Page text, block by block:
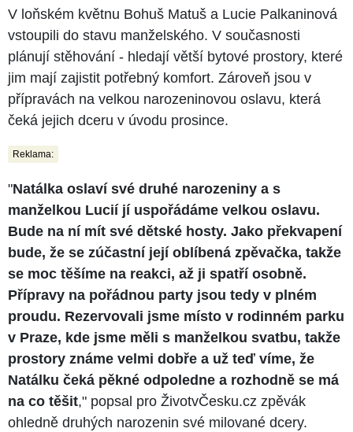
V loňském květnu Bohuš Matuš a Lucie Palkaninová
vstoupili do stavu manželského. V současnosti
plánují stěhování - hledají větší bytové prostory, které
jim mají zajistit potřebný komfort. Zároveň jsou v
přípravách na velkou narozeninovou oslavu, která
čeká jejich dceru v úvodu prosince.
Reklama:
"Natálka oslaví své druhé narozeniny a s
manželkou Lucií jí uspořádáme velkou oslavu.
Bude na ní mít své dětské hosty. Jako překvapení
bude, že se zúčastní její oblíbená zpěvačka, takže
se moc těšíme na reakci, až ji spatří osobně.
Přípravy na pořádnou party jsou tedy v plném
proudu. Rezervovali jsme místo v rodinném parku
v Praze, kde jsme měli s manželkou svatbu, takže
prostory známe velmi dobře a už teď víme, že
Natálku čeká pěkné odpoledne a rozhodně se má
na co těšit," popsal pro ŽivotvČesku.cz zpěvák
ohledně druhých narozenin své milované dcery.